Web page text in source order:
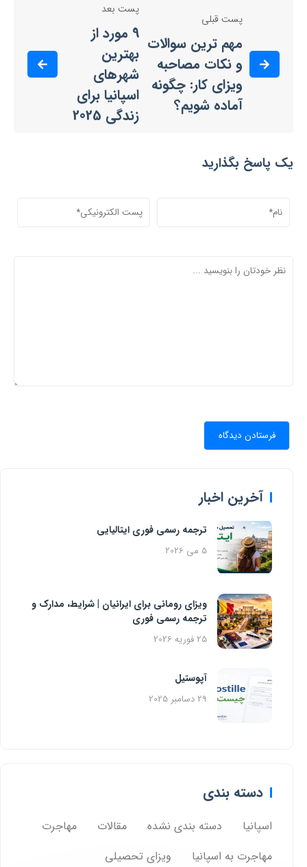
پست قبلی
مهم ترین سوالات
و نکات مصاحبه
ویزای کار: چگونه
آماده شویم؟
پست بعد
9 مورد از
بهترین
شهرهای
اسپانیا برای
زندگی 2025
یک پاسخ بگذارید
آخرین اخبار
ترجمه رسمی فوری ایتالیایی
5 می 2026
ویزای رومانی برای ایرانیان | شرایط، مدارک و
ترجمه رسمی فوری
25 فوریه 2026
آپوستیل
29 دسامبر 2025
دسته بندی
اسپانیا دسته بندی نشده مقالات
مهاجرت
مهاجرت به اسپانیا
ویزای تحصیلی